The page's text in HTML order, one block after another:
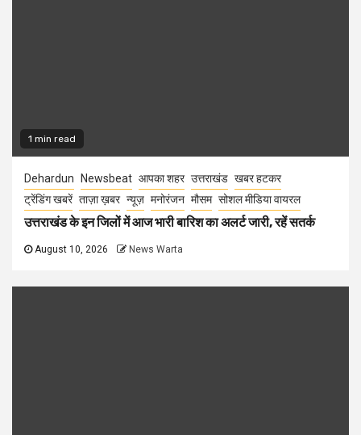
1 min read
Dehardun Newsbeat आपका शहर उत्तराखंड खबर हटकर
ट्रेंडिंग खबरें ताज़ा ख़बर न्यूज़ मनोरंजन मौसम सोशल मीडिया वायरल
उत्तराखंड के इन जिलों में आज भारी बारिश का अलर्ट जारी, रहें सतर्क
August 10, 2026 News Warta